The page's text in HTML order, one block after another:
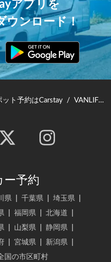
アプリを
ウンロード！
ト予約はCarstay / VANLIFE JAPAN TOP
ー予約
県 千葉県 埼玉県
福岡県 北海道
山梨県 静岡県
宮城県 新潟県
国の市区町村